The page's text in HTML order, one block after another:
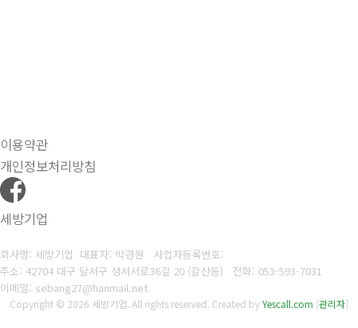
이용약관
개인정보처리방침
세방기업
회사명: 세방기업 대표자: 박경원 사업자등록번호:
주소: 42704 대구 달서구 성서서로36길 20 (갈산동) 전화: 053-593-7031
이메일: sebang27@hanmail.net
Copyright © 2026 세방기업. All rights reserved. Created byYescall.com [관리자]